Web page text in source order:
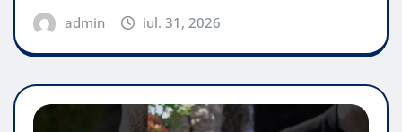
admin iul. 31, 2026